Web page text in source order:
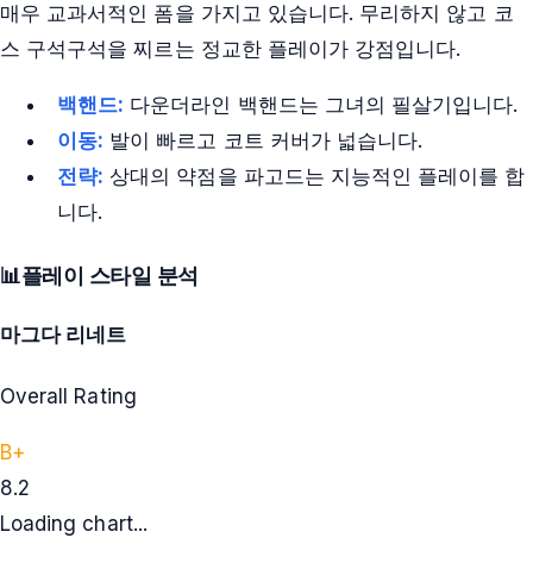
매우 교과서적인 폼을 가지고 있습니다. 무리하지 않고 코
스 구석구석을 찌르는 정교한 플레이가 강점입니다.
백핸드: 다운더라인 백핸드는 그녀의 필살기입니다.
이동: 발이 빠르고 코트 커버가 넓습니다.
전략: 상대의 약점을 파고드는 지능적인 플레이를 합
니다.
📊플레이 스타일 분석
마그다 리네트
Overall Rating
B+
8.2
Loading chart...